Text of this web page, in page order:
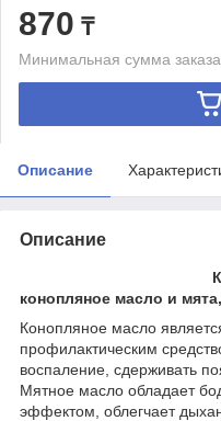
870 ₸
Минимальная сумма
Описание
Описание
конопляное масло и
Конопляное масло
профилактическим
воспаление, сдерживать
Мятное масло обладает
эффектом, облегчает